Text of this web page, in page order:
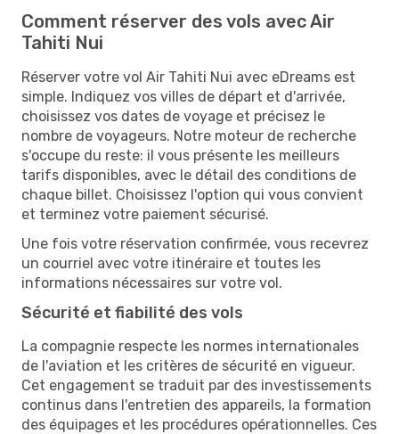
Comment réserver des vols avec Air
Tahiti Nui
Réserver votre vol Air Tahiti Nui avec eDreams est
simple. Indiquez vos villes de départ et d'arrivée,
choisissez vos dates de voyage et précisez le
nombre de voyageurs. Notre moteur de recherche
s'occupe du reste: il vous présente les meilleurs
tarifs disponibles, avec le détail des conditions de
chaque billet. Choisissez l'option qui vous convient
et terminez votre paiement sécurisé.
Une fois votre réservation confirmée, vous recevrez
un courriel avec votre itinéraire et toutes les
informations nécessaires sur votre vol.
Sécurité et fiabilité des vols
La compagnie respecte les normes internationales
de l'aviation et les critères de sécurité en vigueur.
Cet engagement se traduit par des investissements
continus dans l'entretien des appareils, la formation
des équipages et les procédures opérationnelles. Ces